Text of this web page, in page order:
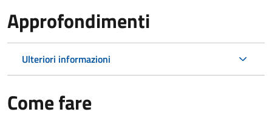
Approfondimenti
Ulteriori informazioni
Come fare